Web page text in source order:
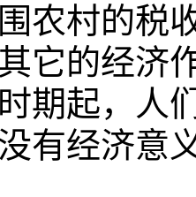
农村的税
它的经济
期起，人
有经济意